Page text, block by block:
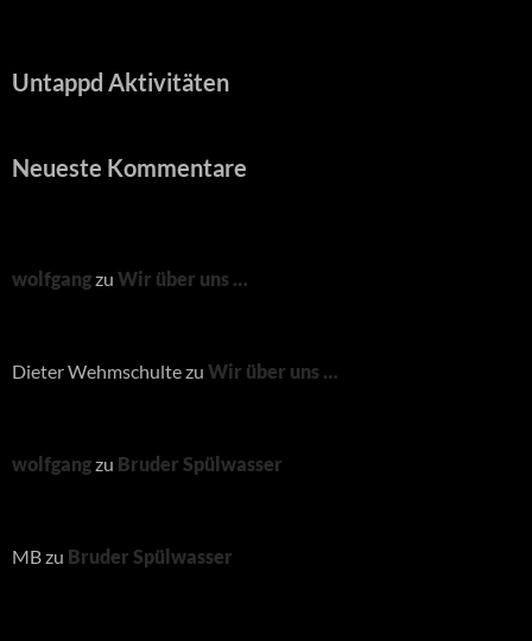
Untappd Aktivitäten
Neueste Kommentare
wolfgangzu Wir über uns …
Dieter Wehmschultezu Wir über uns …
wolfgangzu Bruder Spülwasser
MBzu Bruder Spülwasser